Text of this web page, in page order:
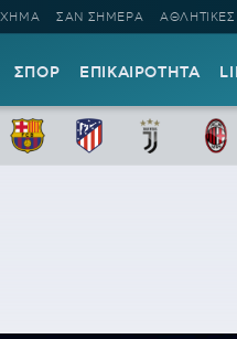
ΣΑΝ ΣΗΜΕΡΑ
ΣΠΟΡ ΕΠΙΚΑΙΡΟΤΗΤΑ